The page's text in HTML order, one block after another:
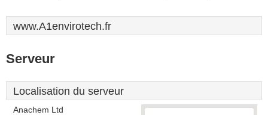
www.A1envirotech.fr
Serveur
Localisation du serveur
Anachem Ltd